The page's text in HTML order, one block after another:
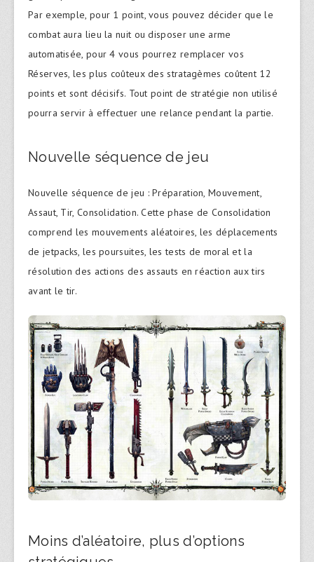
Par exemple, pour 1 point, vous pouvez décider que le
combat aura lieu la nuit ou disposer une arme
automatisée, pour 4 vous pourrez remplacer vos
Réserves, les plus coûteux des stratagèmes coûtent 12
points et sont décisifs. Tout point de stratégie non utilisé
pourra servir à effectuer une relance pendant la partie.
Nouvelle séquence de jeu
Nouvelle séquence de jeu : Préparation, Mouvement,
Assaut, Tir, Consolidation. Cette phase de Consolidation
comprend les mouvements aléatoires, les déplacements
de jetpacks, les poursuites, les tests de moral et la
résolution des actions des assauts en réaction aux tirs
avant le tir.
Moins d’aléatoire, plus d’options